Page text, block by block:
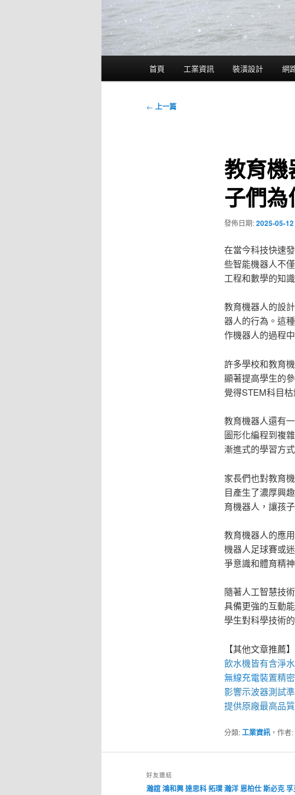
首頁 工業資訊 裝潢設計 網
文
← 上一篇
教育
子們為
發佈日期:2025-05-12
在當今科技快速
些智能機器人不
工程和數學的知識
教育機器人的設
器人的行為。這
作機器人的過程
許多學校和教育
顯著提高學生的
覺得STEM科目枯
教育機器人還有
圖形化編程到複
漸進式的學習方
家長們也對教育
目產生了濃厚興
育機器人，讓孩
教育機器人的應
機器人足球賽或
爭意識和體育精神
隨著人工智慧技
具備更強的互動
學生對科學技術
【其他文章推薦】
飲水機皆有含淨
無線充電裝置精
影響示波器測試
提供原廠最高品
分類:工業資訊，作者:
好友連結
瀚誼鴻和興達思科拓璞瀚洋恩柏仕斯必克孚